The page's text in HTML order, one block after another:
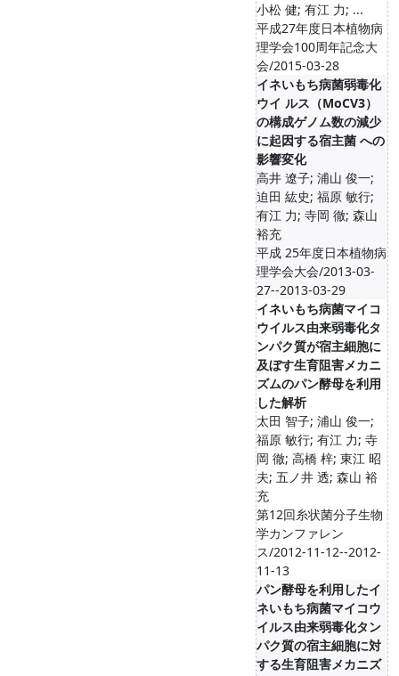
小松 健; 有江 力; ...
平成27年度日本植物病
理学会100周年記念大
会/2015-03-28
イネいもち病菌弱毒化
ウイ ルス（MoCV3）
の構成ゲノム数の減少
に起因する宿主菌 への
影響変化
高井 遼子; 浦山 俊一;
迫田 紘史; 福原 敏行;
有江 力; 寺岡 徹; 森山
裕充
平成 25年度日本植物病
理学会大会/2013-03-
27--2013-03-29
イネいもち病菌マイコ
ウイルス由来弱毒化タ
ンパク質が宿主細胞に
及ぼす生育阻害メカニ
ズムのパン酵母を利用
した解析
太田 智子; 浦山 俊一;
福原 敏行; 有江 力; 寺
岡 徹; 高橋 梓; 東江 昭
夫; 五ノ井 透; 森山 裕
充
第12回糸状菌分子生物
学カンファレン
ス/2012-11-12--2012-
11-13
パン酵母を利用したイ
ネいもち病菌マイコウ
イルス由来弱毒化タン
パク質の宿主細胞に対
する生育阻害メカニズ